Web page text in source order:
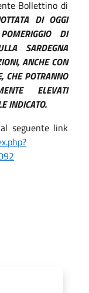
Bollettino di
DI OGGI
DI
SARDEGNA
ANCHE CON
CHE POTRANNO
ELEVATI
INDICATO.
seguente link